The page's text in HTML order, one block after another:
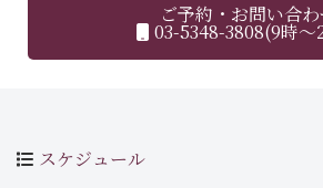
ご予約・お問い合
03-5348-3808(9時～
スケジュール